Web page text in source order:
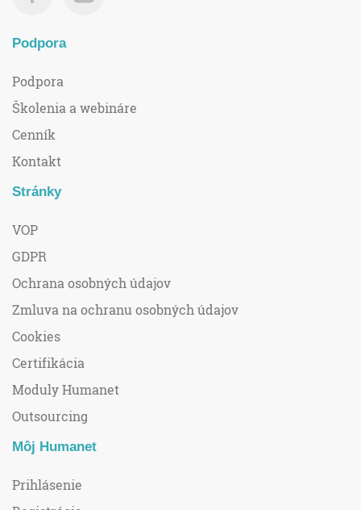
Podpora
Podpora
Školenia a webináre
Cenník
Kontakt
Stránky
VOP
GDPR
Ochrana osobných údajov
Zmluva na ochranu osobných údajov
Cookies
Certifikácia
Moduly Humanet
Outsourcing
Môj Humanet
Prihlásenie